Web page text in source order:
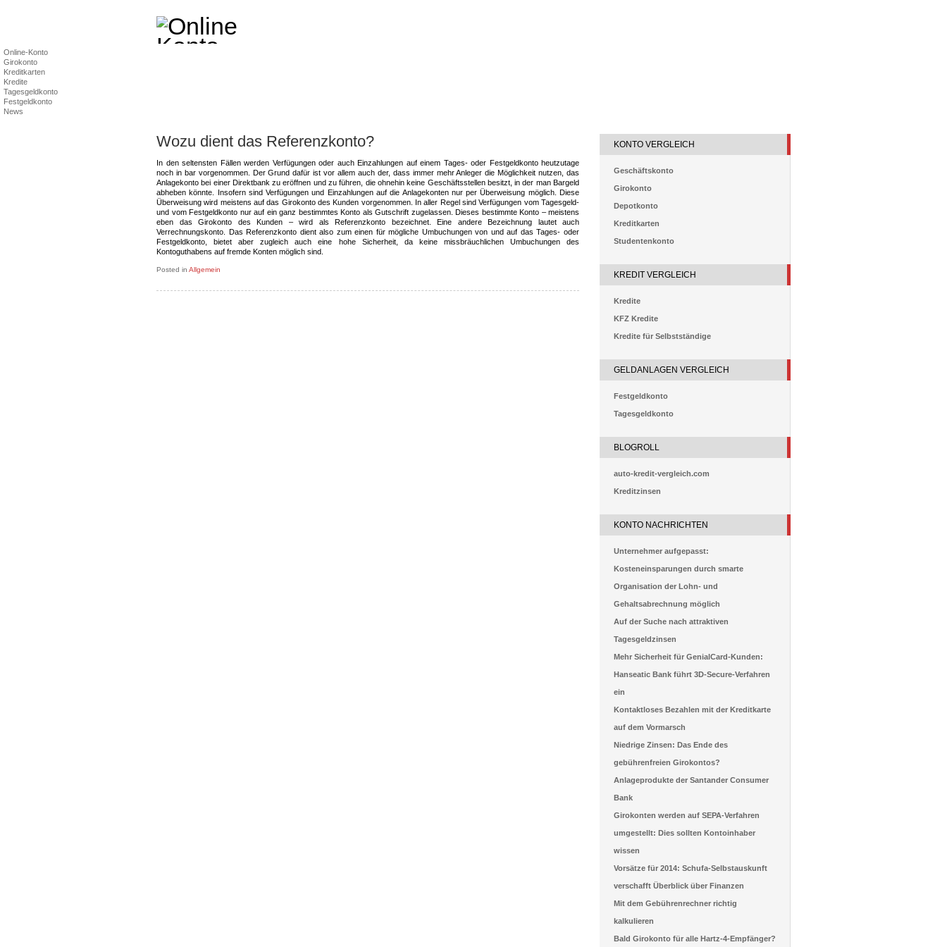
Online-Konto
Girokonto
Kreditkarten
Kredite
Tagesgeldkonto
Festgeldkonto
News
Wozu dient das Referenzkonto?
In den seltensten Fällen werden Verfügungen oder auch Einzahlungen auf einem Tages- oder Festgeldkonto heutzutage
noch in bar vorgenommen. Der Grund dafür ist vor allem auch der, dass immer mehr Anleger die Möglichkeit nutzen, das
Anlagekonto bei einer Direktbank zu eröffnen und zu führen, die ohnehin keine Geschäftsstellen besitzt, in der man Bargeld
abheben könnte. Insofern sind Verfügungen und Einzahlungen auf die Anlagekonten nur per Überweisung möglich. Diese
Überweisung wird meistens auf das Girokonto des Kunden vorgenommen. In aller Regel sind Verfügungen vom Tagesgeld-
und vom Festgeldkonto nur auf ein ganz bestimmtes Konto als Gutschrift zugelassen. Dieses bestimmte Konto – meistens
eben das Girokonto des Kunden – wird als Referenzkonto bezeichnet. Eine andere Bezeichnung lautet auch
Verrechnungskonto. Das Referenzkonto dient also zum einen für mögliche Umbuchungen von und auf das Tages- oder
Festgeldkonto, bietet aber zugleich auch eine hohe Sicherheit, da keine missbräuchlichen Umbuchungen des
Kontoguthabens auf fremde Konten möglich sind.
Posted in Allgemein
KONTO VERGLEICH
Geschäftskonto
Girokonto
Depotkonto
Kreditkarten
Studentenkonto
KREDIT VERGLEICH
Kredite
KFZ Kredite
Kredite für Selbstständige
GELDANLAGEN VERGLEICH
Festgeldkonto
Tagesgeldkonto
BLOGROLL
auto-kredit-vergleich.com
Kreditzinsen
KONTO NACHRICHTEN
Unternehmer aufgepasst:
Kosteneinsparungen durch smarte
Organisation der Lohn- und
Gehaltsabrechnung möglich
Auf der Suche nach attraktiven
Tagesgeldzinsen
Mehr Sicherheit für GenialCard-Kunden:
Hanseatic Bank führt 3D-Secure-Verfahren
ein
Kontaktloses Bezahlen mit der Kreditkarte
auf dem Vormarsch
Niedrige Zinsen: Das Ende des
gebührenfreien Girokontos?
Anlageprodukte der Santander Consumer
Bank
Girokonten werden auf SEPA-Verfahren
umgestellt: Dies sollten Kontoinhaber
wissen
Vorsätze für 2014: Schufa-Selbstauskunft
verschafft Überblick über Finanzen
Mit dem Gebührenrechner richtig
kalkulieren
Bald Girokonto für alle Hartz-4-Empfänger?